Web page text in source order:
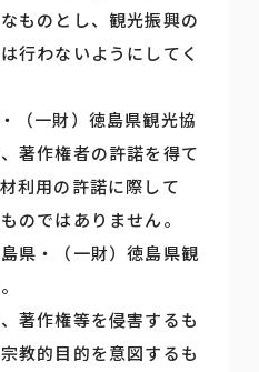
ものとし、観光振興の
行わないようにしてく
（一財）徳島県観光協
著作権者の許諾を得て
利用の許諾に際して
のではありません。
県・（一財）徳島県観
著作権等を侵害するも
教的目的を意図するも